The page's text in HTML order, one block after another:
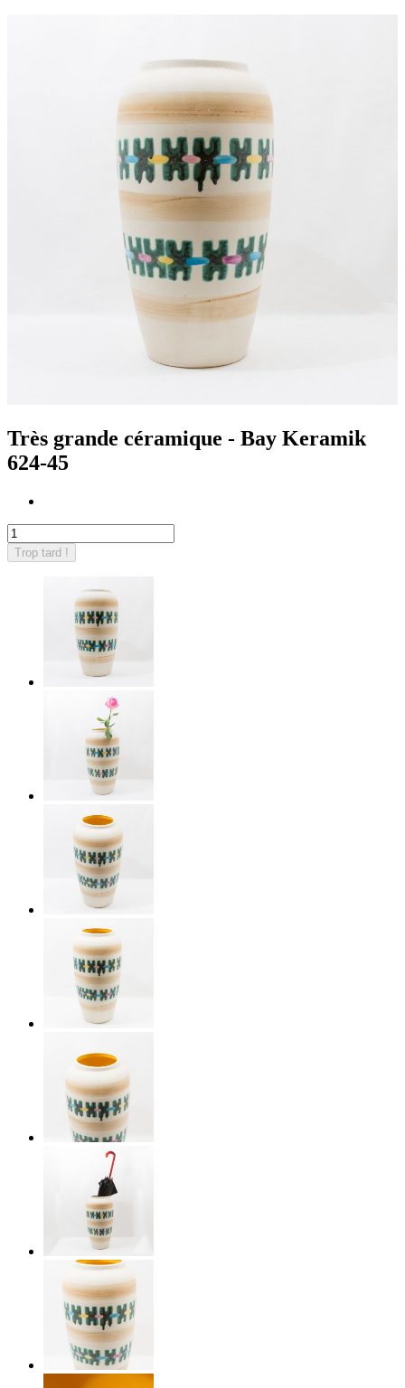
Très grande céramique - Bay Keramik
624-45
Trop tard !